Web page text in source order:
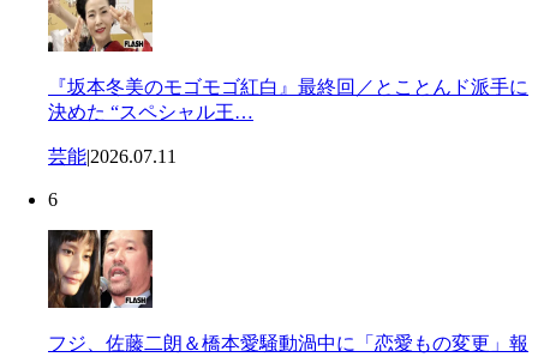
『坂本冬美のモゴモゴ紅白』最終回／とことんド派手に
決めた “スペシャル王…
芸能|2026.07.11
6
フジ、佐藤二朗＆橋本愛騒動渦中に「恋愛もの変更」報